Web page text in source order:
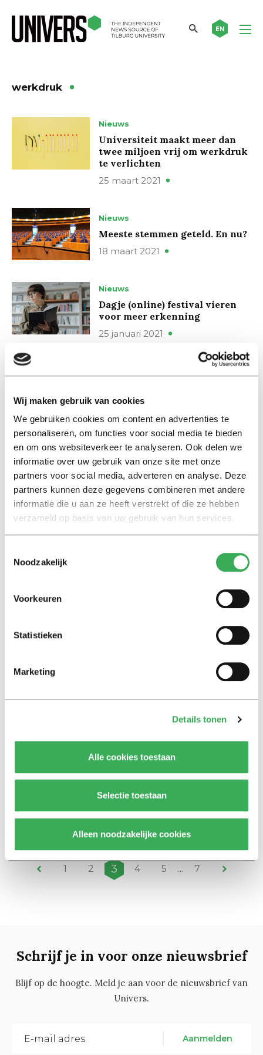
Wij maken gebruik van cookies
We gebruiken cookies om content en advertenties te
personaliseren, om functies voor social media te bieden
en om ons websiteverkeer te analyseren. Ook delen we
informatie over uw gebruik van onze site met onze
partners voor social media, adverteren en analyse. Deze
partners kunnen deze gegevens combineren met andere
informatie die u aan ze heeft verstrekt of die ze hebben
verzameld op basis van uw gebruik van hun services.
Noodzakelijk
Voorkeuren
Statistieken
Marketing
Details tonen
Alle cookies toestaan
Selectie toestaan
Alleen noodzakelijke cookies
EN
werkdruk
Nieuws
Universiteit maakt meer dan
twee miljoen vrij om werkdruk
te verlichten
25 maart 2021
Nieuws
Meeste stemmen geteld. En nu?
18 maart 2021
Nieuws
Dagje (online) festival vieren
voor meer erkenning
25 januari 2021
hoger onderwijs is hoog
Nieuws
Docent volgt verplichte cursus
lesgeven nog vaak in eigen tijd
07 december 2020
PNN: promovendi gaan gebukt
tegen ‘roofbouw’ in de
26 augustus 2020
Docenten branden op in de
crisis
24 juni 2020
1 2 3 4 5 … 7
Schrijf je in voor onze nieuwsbrief
Blijf op de hoogte. Meld je aan voor de nieuwsbrief van
Univers.
Aanmelden